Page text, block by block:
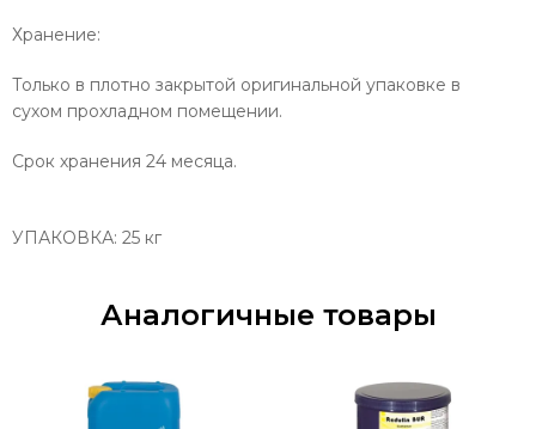
Хранение:
Только в плотно закрытой оригинальной упаковке в
сухом прохладном помещении.
Срок хранения 24 месяца.
УПАКОВКА: 25 кг
Аналогичные товары